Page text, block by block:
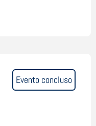
Evento concluso